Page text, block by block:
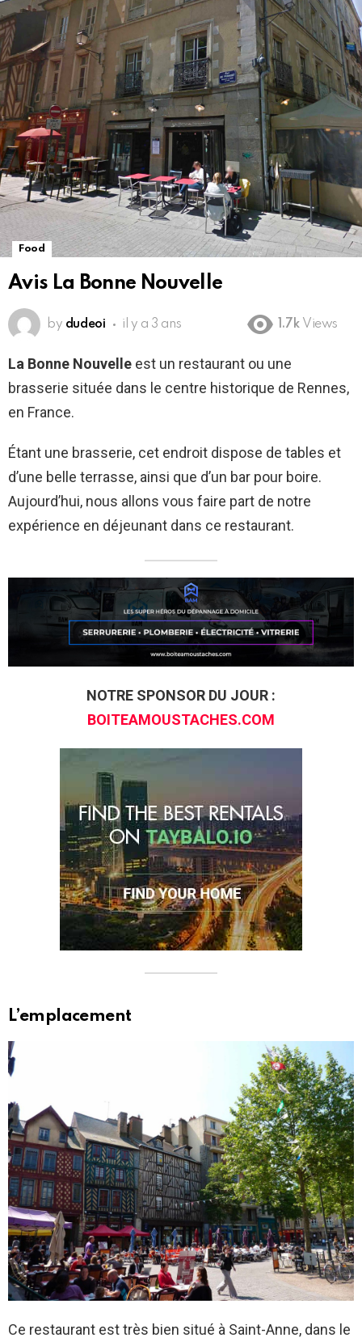
Food
Avis La Bonne Nouvelle
by dudeoi il y a 3 ans 1.7k Views
La Bonne Nouvelle est un restaurant ou une
brasserie située dans le centre historique de Rennes,
en France.
Étant une brasserie, cet endroit dispose de tables et
d’une belle terrasse, ainsi que d’un bar pour boire.
Aujourd’hui, nous allons vous faire part de notre
expérience en déjeunant dans ce restaurant.
NOTRE SPONSOR DU JOUR :
BOITEAMOUSTACHES.COM
L’emplacement
Ce restaurant est très bien situé à Saint-Anne, dans le